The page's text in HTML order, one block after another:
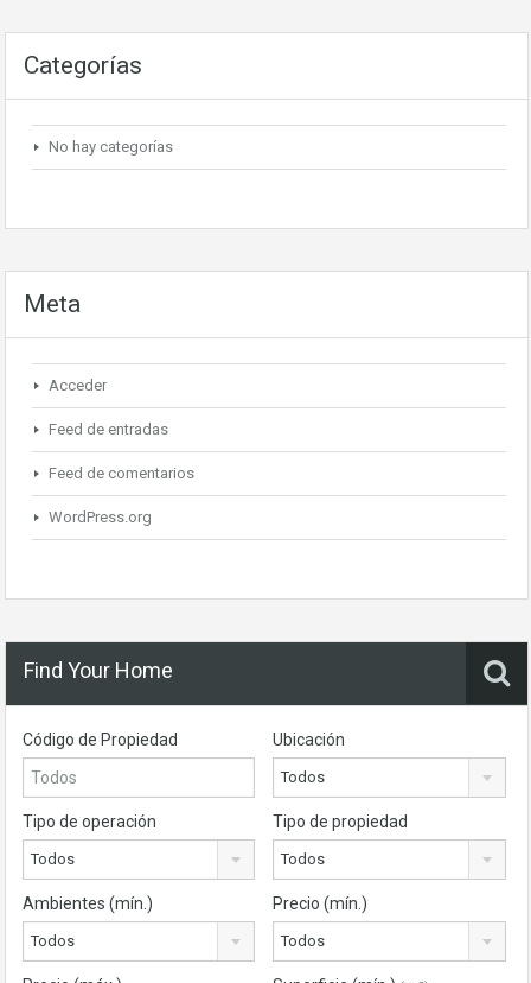
Categorías
No hay categorías
Meta
Acceder
Feed de entradas
Feed de comentarios
WordPress.org
Find Your Home
Código de Propiedad Ubicación
Todos
Tipo de operación
Todos
Tipo de propiedad
Todos
Ambientes (mín.)
Todos
Precio (mín.)
Todos